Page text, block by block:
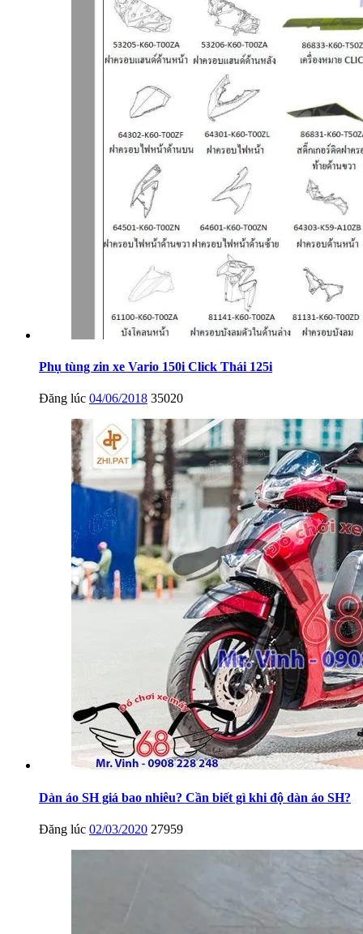
Phụ tùng zin xe Vario 150i Click Thái 125i
Đăng lúc 04/06/2018 35020
Dàn áo SH giá bao nhiêu? Cần biết gì khi độ dàn áo SH?
Đăng lúc 02/03/2020 27959